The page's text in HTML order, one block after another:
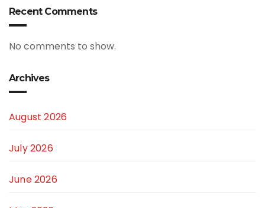
Recent Comments
No comments to show.
Archives
August 2026
July 2026
June 2026